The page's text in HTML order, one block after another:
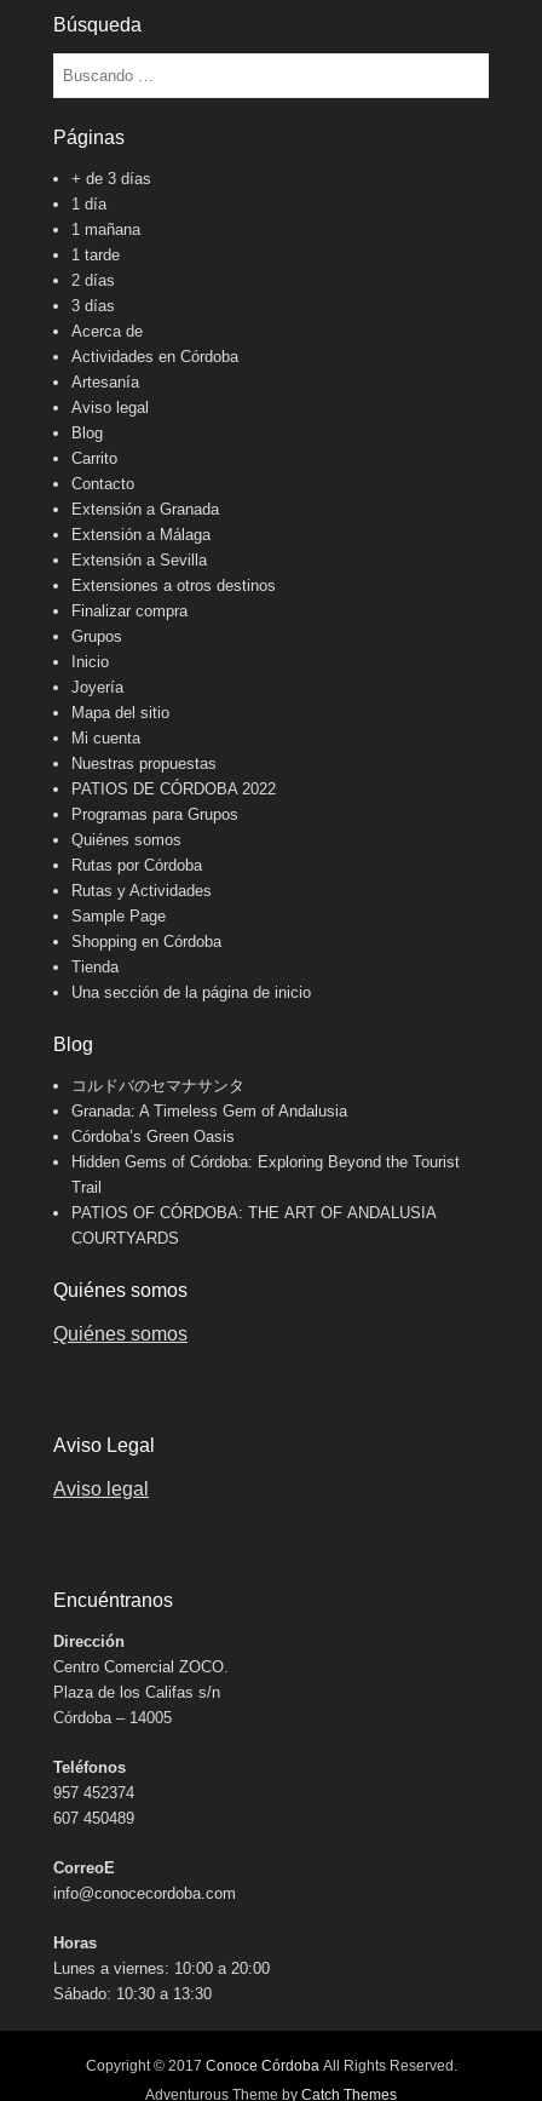
Búsqueda
Buscar
Páginas
+ de 3 días
1 día
1 mañana
1 tarde
2 días
3 días
Acerca de
Actividades en Córdoba
Artesanía
Aviso legal
Blog
Carrito
Contacto
Extensión a Granada
Extensión a Málaga
Extensión a Sevilla
Extensiones a otros destinos
Finalizar compra
Grupos
Inicio
Joyería
Mapa del sitio
Mi cuenta
Nuestras propuestas
PATIOS DE CÓRDOBA 2022
Programas para Grupos
Quiénes somos
Rutas por Córdoba
Rutas y Actividades
Sample Page
Shopping en Córdoba
Tienda
Una sección de la página de inicio
Blog
コルドバのセマナサンタ
Granada: A Timeless Gem of Andalusia
Córdoba’s Green Oasis
Hidden Gems of Córdoba: Exploring Beyond the Tourist
Trail
PATIOS OF CÓRDOBA: THE ART OF ANDALUSIA
COURTYARDS
Quiénes somos
Quiénes somos
Aviso Legal
Aviso legal
Encuéntranos
Dirección
Centro Comercial ZOCO.
Plaza de los Califas s/n
Córdoba – 14005
Teléfonos
957 452374
607 450489
CorreoE
info@conocecordoba.com
Horas
Lunes a viernes: 10:00 a 20:00
Sábado: 10:30 a 13:30
Copyright © 2017 Conoce CórdobaAll Rights Reserved.
Adventurous Theme by Catch Themes